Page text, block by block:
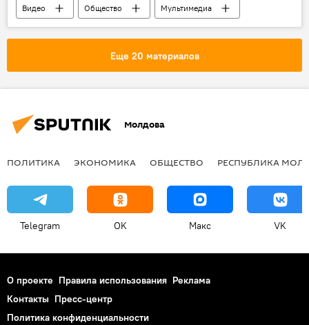
Видео Общество
Мультимедиа
В Молдове
Республика Молдова
КЕДЕМ
Международный день памяти жертв Холокоста
Еще 20 материалов
Молдова
ПОЛИТИКА ЭКОНОМИКА ОБЩЕСТВО РЕСПУБЛИКА
Telegram OK Макс VK
О проекте Правила использования Реклама
Контакты Пресс-центр
Политика конфиденциальности